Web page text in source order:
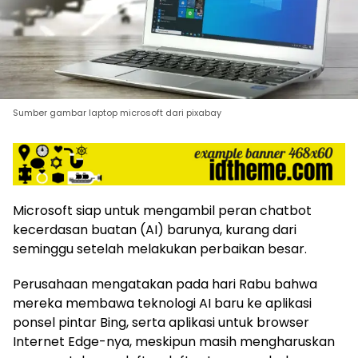
harga
iklan
yang
relatif
lebih
murah
dari
maupun
media
siber
desain
Koran
dan
siber
eksklusif,
bergaya
trendi,
Sumber gambar laptop microsoft dari pixabay
Microsoft siap untuk mengambil peran chatbot
kecerdasan buatan (AI) barunya, kurang dari
seminggu setelah melakukan perbaikan besar.
Perusahaan mengatakan pada hari Rabu bahwa
mereka membawa teknologi AI baru ke aplikasi
ponsel pintar Bing, serta aplikasi untuk browser
Internet Edge-nya, meskipun masih mengharuskan